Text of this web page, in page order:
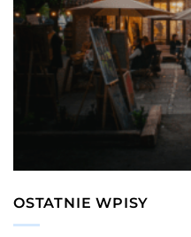
OSTATNIE WPISY